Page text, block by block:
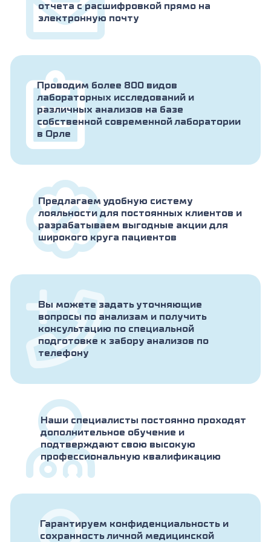
отчета с расшифровкой прямо на
электронную почту
Проводим более 800 видов
лабораторных исследований и
различных анализов на базе
собственной современной лаборатории
в Орле
Предлагаем удобную систему
лояльности для постоянных клиентов и
разрабатываем выгодные акции для
широкого круга пациентов
Вы можете задать уточняющие
вопросы по анализам и получить
консультацию по специальной
подготовке к забору анализов по
телефону
Наши специалисты постоянно проходят
дополнительное обучение и
подтверждают свою высокую
профессиональную квалификацию
Гарантируем конфиденциальность и
сохранность личной медицинской